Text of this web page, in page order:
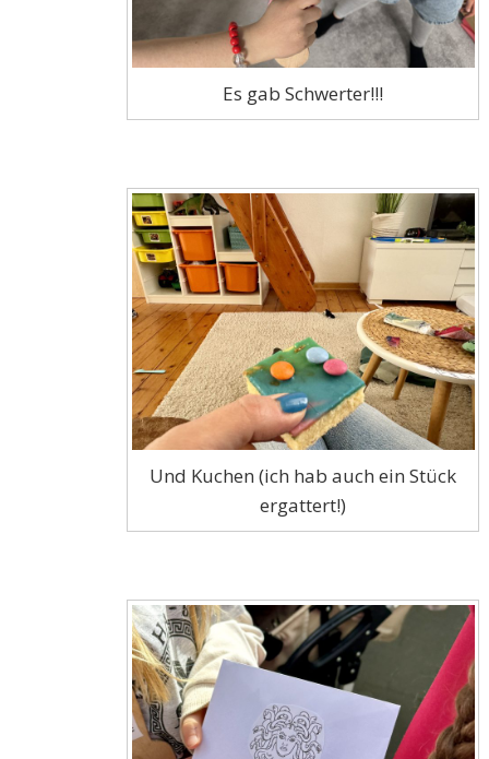
Es gab Schwerter!!!
Und Kuchen (ich hab auch ein Stück
ergattert!)